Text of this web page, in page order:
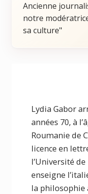
Ancienne
notre
sa culture"
Lydia Gabor
années 70, à
Roumanie de
licence en
l’Université
enseigne
la philosophie